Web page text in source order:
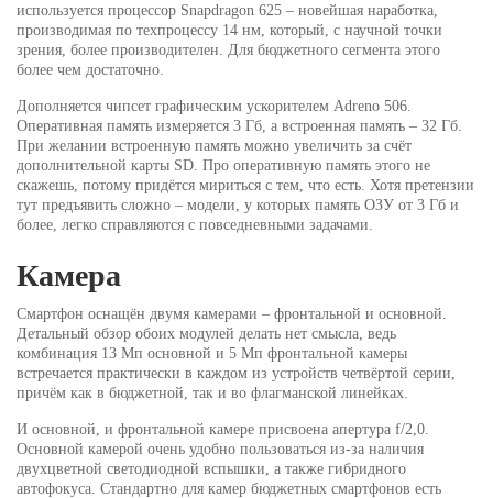
используется процессор Snapdragon 625 – новейшая наработка,
производимая по техпроцессу 14 нм, который, с научной точки
зрения, более производителен. Для бюджетного сегмента этого
более чем достаточно.
Дополняется чипсет графическим ускорителем Adreno 506.
Оперативная память измеряется 3 Гб, а встроенная память – 32 Гб.
При желании встроенную память можно увеличить за счёт
дополнительной карты SD. Про оперативную память этого не
скажешь, потому придётся мириться с тем, что есть. Хотя претензии
тут предъявить сложно – модели, у которых память ОЗУ от 3 Гб и
более, легко справляются с повседневными задачами.
Камера
Смартфон оснащён двумя камерами – фронтальной и основной.
Детальный обзор обоих модулей делать нет смысла, ведь
комбинация 13 Мп основной и 5 Мп фронтальной камеры
встречается практически в каждом из устройств четвёртой серии,
причём как в бюджетной, так и во флагманской линейках.
И основной, и фронтальной камере присвоена апертура f/2,0.
Основной камерой очень удобно пользоваться из-за наличия
двухцветной светодиодной вспышки, а также гибридного
автофокуса. Стандартно для камер бюджетных смартфонов есть